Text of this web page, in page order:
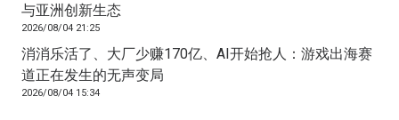
与亚洲创新生态
2026/08/04 21:25
消消乐活了、大厂少赚170亿、AI开始抢人：游戏出海赛
道正在发生的无声变局
2026/08/04 15:34